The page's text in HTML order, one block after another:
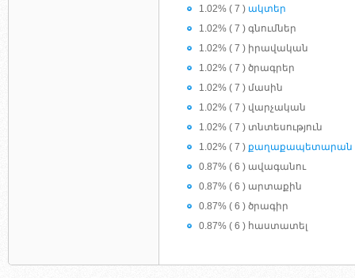
1.02% ( 7 ) ակտեր
1.02% ( 7 ) գնումներ
1.02% ( 7 ) իրավական
1.02% ( 7 ) ծրագրեր
1.02% ( 7 ) մասին
1.02% ( 7 ) վարչական
1.02% ( 7 ) տնտեսություն
1.02% ( 7 ) քաղաքապետարան
0.87% ( 6 ) ավագանու
0.87% ( 6 ) արտաքին
0.87% ( 6 ) ծրագիր
0.87% ( 6 ) հաստատել